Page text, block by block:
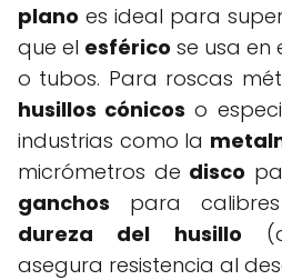
plano es ideal para
que el esférico se usa en
o tubos. Para roscas
husillos cónicos o
industrias como la
micrómetros de disco
ganchos para
dureza del husillo
asegura resistencia al